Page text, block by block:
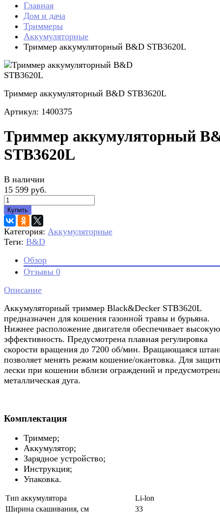
Главная
Дом и дача
Триммеры
Аккумуляторные
Триммер аккумуляторный B&D STB3620L
Триммер аккумуляторный B&D STB3620L
Артикул: 1400375
Триммер аккумуляторный
STB3620L
В наличии
15 599 руб.
Купить
Категория: Аккумуляторные
Теги: B&D
Обзор
Отзывы 0
Описание
Аккумуляторный триммер Black&Decker STB3620L
предназначен для кошения газонной травы и бурьяна.
Нижнее расположение двигателя обеспечивает высокую
эффективность. Предусмотрена плавная регулировка
скорости вращения до 7200 об/мин. Вращающаяся
позволяет менять режим кошение/окантовка. Для
лески при кошении вблизи ограждений и
металлическая дуга.
Комплектация
Триммер;
Аккумулятор;
Зарядное устройство;
Инструкция;
Упаковка.
Тип аккумулятора
Li-lon
Ширина скашивания, см
33